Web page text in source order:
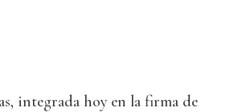
integrada hoy en la firma de